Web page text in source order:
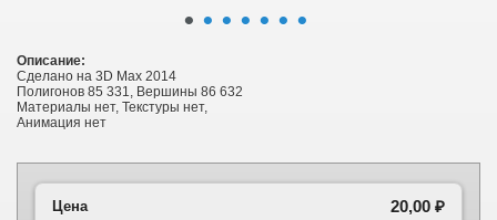
• • • • • • •
Описание:
Сделано на 3D Max 2014
Полигонов 85 331, Вершины 86 632
Материалы нет, Текстуры нет,
Анимация нет
20,00 ₽
Цена